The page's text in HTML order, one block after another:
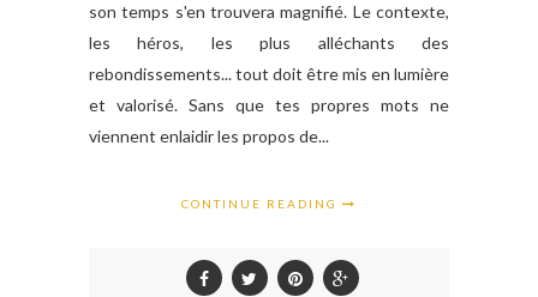
son temps s'en trouvera magnifié. Le contexte,
les héros, les plus alléchants des
rebondissements... tout doit être mis en lumière
et valorisé. Sans que tes propres mots ne
viennent enlaidir les propos de...
CONTINUE READING